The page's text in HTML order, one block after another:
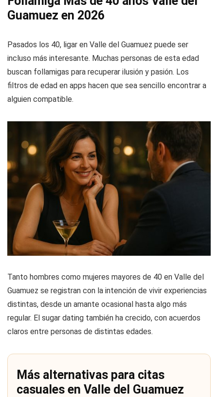
Guamuez en 2026
Pasados los 40, ligar en Valle del Guamuez puede ser
incluso más interesante. Muchas personas de esta edad
buscan follamigas para recuperar ilusión y pasión. Los
filtros de edad en apps hacen que sea sencillo encontrar a
alguien compatible.
Tanto hombres como mujeres mayores de 40 en Valle del
Guamuez se registran con la intención de vivir experiencias
distintas, desde un amante ocasional hasta algo más
regular. El sugar dating también ha crecido, con acuerdos
claros entre personas de distintas edades.
Más alternativas para citas
casuales en Valle del Guamuez